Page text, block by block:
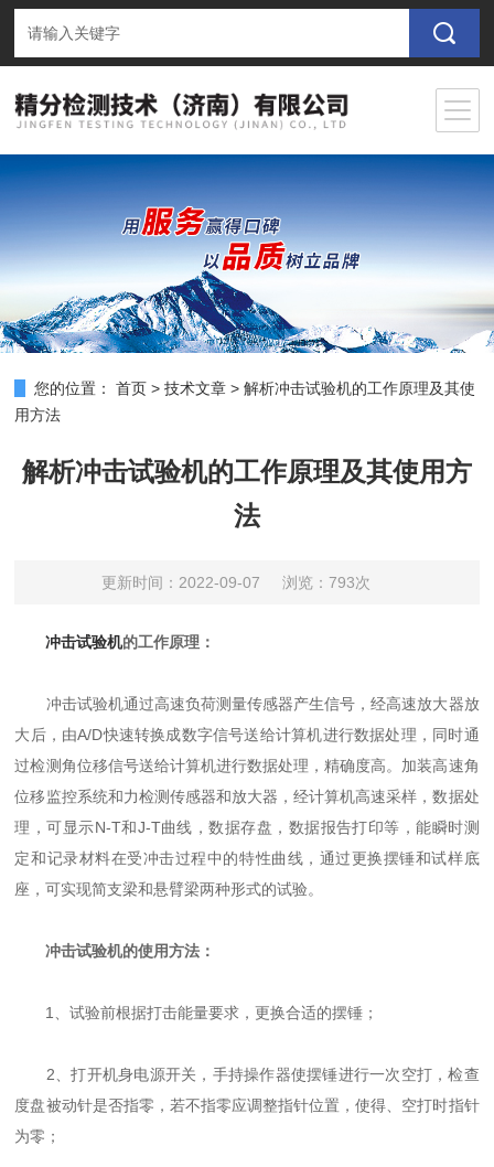
您的位置： 首页 >技术文章 >解析冲击试验机的工作原理及其使
用方法
解析冲击试验机的工作原理及其使用方
法
更新时间：2022-09-07 浏览：793次
冲击试验机的工作原理：
冲击试验机通过高速负荷测量传感器产生信号，经高速放大器放
大后，由A/D快速转换成数字信号送给计算机进行数据处理，同时通
过检测角位移信号送给计算机进行数据处理，精确度高。加装高速角
位移监控系统和力检测传感器和放大器，经计算机高速采样，数据处
理，可显示N-T和J-T曲线，数据存盘，数据报告打印等，能瞬时测
定和记录材料在受冲击过程中的特性曲线，通过更换摆锤和试样底
座，可实现简支梁和悬臂梁两种形式的试验。
冲击试验机的使用方法：
1、试验前根据打击能量要求，更换合适的摆锤；
2、打开机身电源开关，手持操作器使摆锤进行一次空打，检查
度盘被动针是否指零，若不指零应调整指针位置，使得、空打时指针
为零；